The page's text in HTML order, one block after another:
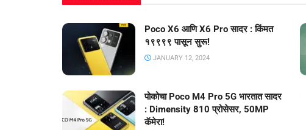
Poco X6 आणि X6 Pro सादर : किंमत
१९९९९ पासून सुरू!
JANUARY 12, 2024
पोकोचा Poco M4 Pro 5G भारतात सादर
: Dimensity 810 प्रोसेसर, 50MP
कॅमेरा!